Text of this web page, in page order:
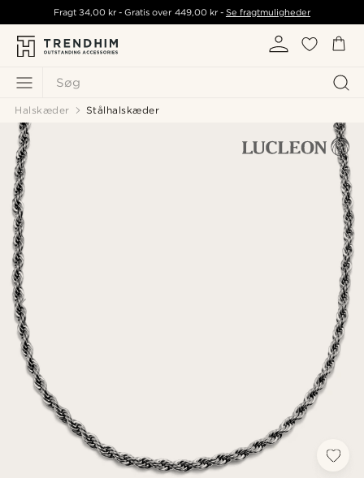
Søg
Fragt34,00 kr - Gratis over 449,00 kr- Se fragtmuligheder
Halskæder Stålhalskæder